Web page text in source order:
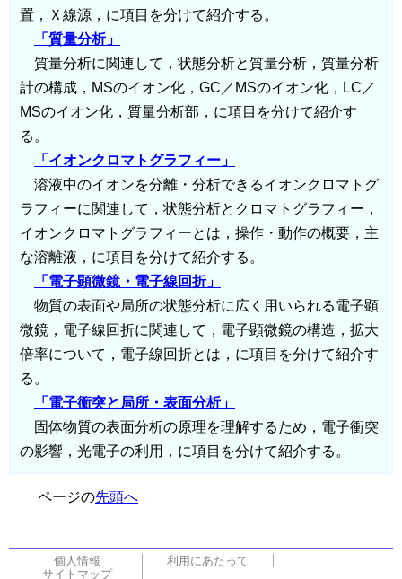
置，Ｘ線源，に項目を分けて紹介する。
「質量分析」
質量分析に関連して，状態分析と質量分析，質量分析
計の構成，MSのイオン化，GC／MSのイオン化，LC／
MSのイオン化，質量分析部，に項目を分けて紹介す
る。
「イオンクロマトグラフィー」
溶液中のイオンを分離・分析できるイオンクロマトグ
ラフィーに関連して，状態分析とクロマトグラフィー，
イオンクロマトグラフィーとは，操作・動作の概要，主
な溶離液，に項目を分けて紹介する。
「電子顕微鏡・電子線回折」
物質の表面や局所の状態分析に広く用いられる電子顕
微鏡，電子線回折に関連して，電子顕微鏡の構造，拡大
倍率について，電子線回折とは，に項目を分けて紹介す
る。
「電子衝突と局所・表面分析」
固体物質の表面分析の原理を理解するため，電子衝突
の影響，光電子の利用，に項目を分けて紹介する。
ページの先頭へ
個人情報
利用にあたって
サイトマップ